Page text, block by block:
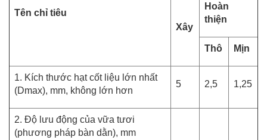
Tên chỉ tiêu
Xây
Hoàn
thiện
Thô Mịn
1. Kích thước hạt cốt liệu lớn nhất
(Dmax), mm, không lớn hơn
5 2,5 1,25
2. Độ lưu động của vữa tươi
(phương pháp bàn dằn), mm